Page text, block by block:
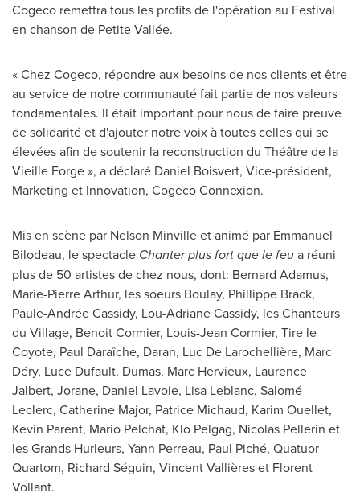
Cogeco remettra tous les profits de l'opération au Festival
en chanson de Petite-Vallée.
« Chez Cogeco, répondre aux besoins de nos clients et être
au service de notre communauté fait partie de nos valeurs
fondamentales. Il était important pour nous de faire preuve
de solidarité et d'ajouter notre voix à toutes celles qui se
élevées afin de soutenir la reconstruction du Théâtre de la
Vieille Forge », a déclaré Daniel Boisvert, Vice-président,
Marketing et Innovation, Cogeco Connexion.
Mis en scène par Nelson Minvilleet animé par Emmanuel
Bilodeau, le spectacle Chanter plus fort que le feua réuni
plus de 50 artistes de chez nous, dont: Bernard Adamus,
Marie-Pierre Arthur, les soeurs Boulay, Phillippe Brack,
Paule-Andrée Cassidy, Lou-Adriane Cassidy, les Chanteurs
du Village, Benoit Cormier, Louis-Jean Cormier, Tire le
Coyote, Paul Daraîche, Daran, Luc De Larochellière, Marc
Déry, Luce Dufault, Dumas, Marc Hervieux, Laurence
Jalbert, Jorane, Daniel Lavoie, Lisa Leblanc, Salomé
Leclerc, Catherine Major, Patrice Michaud, Karim Ouellet,
Kevin Parent, Mario Pelchat, Klo Pelgag, Nicolas Pellerin et
les Grands Hurleurs, Yann Perreau, Paul Piché, Quatuor
Quartom, Richard Séguin, Vincent Vallières et Florent
Vollant.